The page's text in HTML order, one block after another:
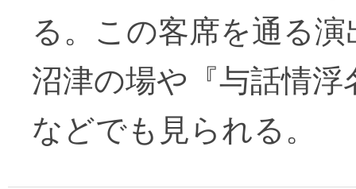
る。この客席を通る
沼津の場や『与話情
などでも見られる。